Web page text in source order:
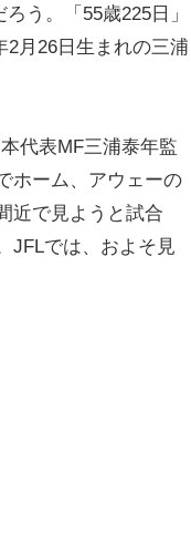
う。「55歳225日」
2月26日生まれの三浦
代表MF三浦泰年監
ホーム、アウェーの
近で見ようと試合
JFLでは、およそ見